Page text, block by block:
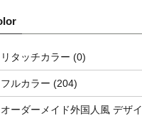
リタッチカラー (0)
フルカラー (204)
オーダーメイド外国人風 デザイ